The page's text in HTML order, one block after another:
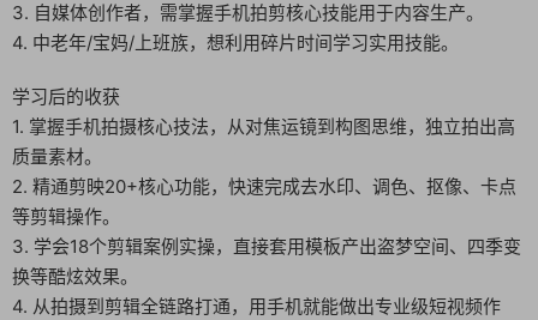
3. 自媒体创作者，需掌握手机拍剪核心技能用于内容生产。
4. 中老年/宝妈/上班族，想利用碎片时间学习实用技能。
学习后的收获
1. 掌握手机拍摄核心技法，从对焦运镜到构图思维，独立拍出高
质量素材。
2. 精通剪映20+核心功能，快速完成去水印、调色、抠像、卡点
等剪辑操作。
3. 学会18个剪辑案例实操，直接套用模板产出盗梦空间、四季变
换等酷炫效果。
4. 从拍摄到剪辑全链路打通，用手机就能做出专业级短视频作